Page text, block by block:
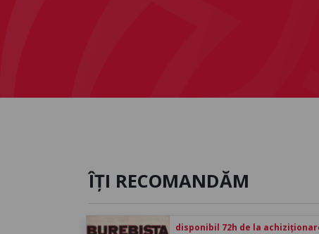
ÎȚI RECOMANDĂM
disponibil 72h de la